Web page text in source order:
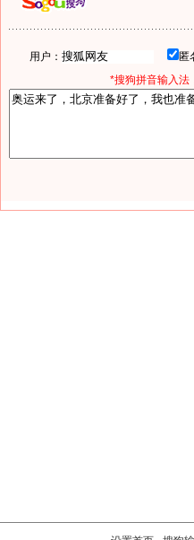
用户：
*搜狗拼音输入法